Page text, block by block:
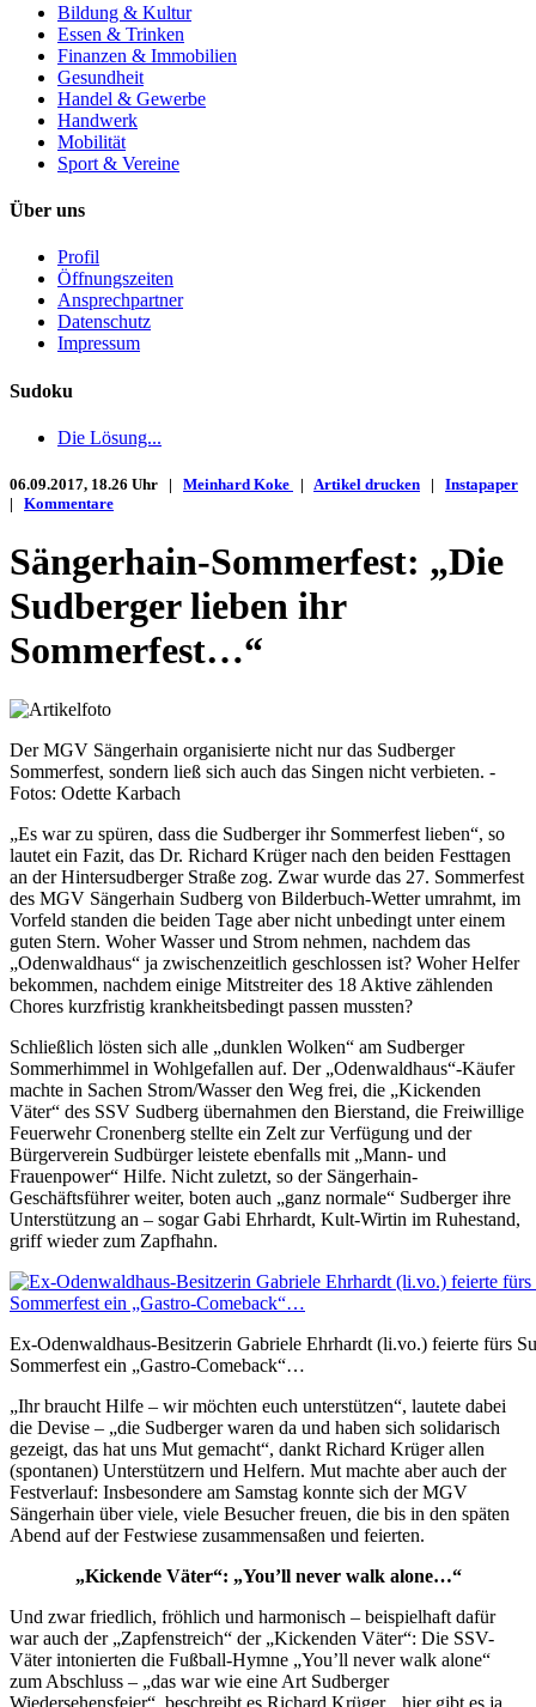
Bildung & Kultur
Essen & Trinken
Finanzen & Immobilien
Gesundheit
Handel & Gewerbe
Handwerk
Mobilität
Sport & Vereine
Über uns
Profil
Öffnungszeiten
Ansprechpartner
Datenschutz
Impressum
Sudoku
Die Lösung...
06.09.2017, 18.26 Uhr | Meinhard Koke | Artikel drucken | Instapaper
| Kommentare
Sängerhain-Sommerfest: „Die
Sudberger lieben ihr
Sommerfest…“
Der MGV Sängerhain organisierte nicht nur das Sudberger
Sommerfest, sondern ließ sich auch das Singen nicht verbieten. -
Fotos: Odette Karbach
„Es war zu spüren, dass die Sudberger ihr Sommerfest lieben“, so
lautet ein Fazit, das Dr. Richard Krüger nach den beiden Festtagen
an der Hintersudberger Straße zog. Zwar wurde das 27. Sommerfest
des MGV Sängerhain Sudberg von Bilderbuch-Wetter umrahmt, im
Vorfeld standen die beiden Tage aber nicht unbedingt unter einem
guten Stern. Woher Wasser und Strom nehmen, nachdem das
„Odenwaldhaus“ ja zwischenzeitlich geschlossen ist? Woher Helfer
bekommen, nachdem einige Mitstreiter des 18 Aktive zählenden
Chores kurzfristig krankheitsbedingt passen mussten?
Schließlich lösten sich alle „dunklen Wolken“ am Sudberger
Sommerhimmel in Wohlgefallen auf. Der „Odenwaldhaus“-Käufer
machte in Sachen Strom/Wasser den Weg frei, die „Kickenden
Väter“ des SSV Sudberg übernahmen den Bierstand, die Freiwillige
Feuerwehr Cronenberg stellte ein Zelt zur Verfügung und der
Bürgerverein Sudbürger leistete ebenfalls mit „Mann- und
Frauenpower“ Hilfe. Nicht zuletzt, so der Sängerhain-
Geschäftsführer weiter, boten auch „ganz normale“ Sudberger ihre
Unterstützung an – sogar Gabi Ehrhardt, Kult-Wirtin im Ruhestand,
griff wieder zum Zapfhahn.
Ex-Odenwaldhaus-Besitzerin Gabriele Ehrhardt (li.vo.) feierte fürs
Sommerfest ein „Gastro-Comeback“…
„Ihr braucht Hilfe – wir möchten euch unterstützen“, lautete dabei
die Devise – „die Sudberger waren da und haben sich solidarisch
gezeigt, das hat uns Mut gemacht“, dankt Richard Krüger allen
(spontanen) Unterstützern und Helfern. Mut machte aber auch der
Festverlauf: Insbesondere am Samstag konnte sich der MGV
Sängerhain über viele, viele Besucher freuen, die bis in den späten
Abend auf der Festwiese zusammensaßen und feierten.
„Kickende Väter“: „You’ll never walk alone…“
Und zwar friedlich, fröhlich und harmonisch – beispielhaft dafür
war auch der „Zapfenstreich“ der „Kickenden Väter“: Die SSV-
Väter intonierten die Fußball-Hymne „You’ll never walk alone“
zum Abschluss – „das war wie eine Art Sudberger
Wiedersehensfeier“, beschreibt es Richard Krüger, „hier gibt es ja